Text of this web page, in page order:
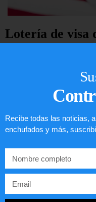
Lotería de visa
Recibe todas las noticias,
enchufados y más,